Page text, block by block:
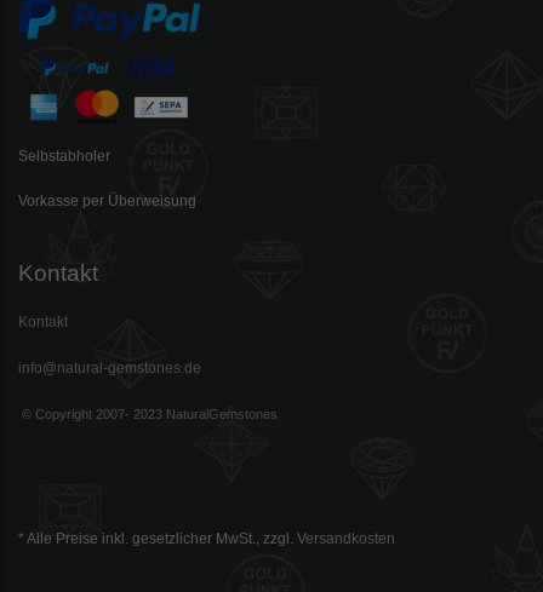
Selbstabholer
Vorkasse per Überweisung
Kontakt
Kontakt
info@natural-gemstones.de
© Copyright 2007- 2023 NaturalGemstones
* Alle Preise inkl. gesetzlicher MwSt., zzgl. Versandkosten